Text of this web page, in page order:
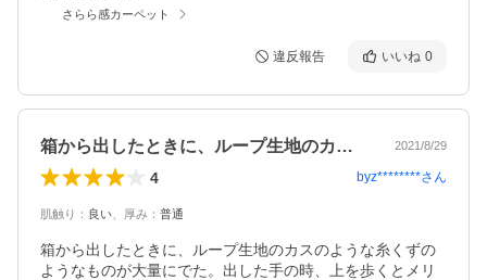
さらら感カーペット
違反報告 いいね 0
箱から出したときに、ループ生地のカスの… 2021/8/29
4 byz********さん
肌触り ： 良い 厚み ： 普通
箱から出したときに、ループ生地のカスのような糸くずの
ようなものが大量にでた。出した手の時、上を歩くとメリ